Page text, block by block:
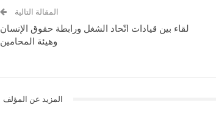
المقالة التالية
لقاء بين قيادات اتّحاد الشغل ورابطة حقوق الإنسان
وهيئة المحامين
المزيد عن المؤلف